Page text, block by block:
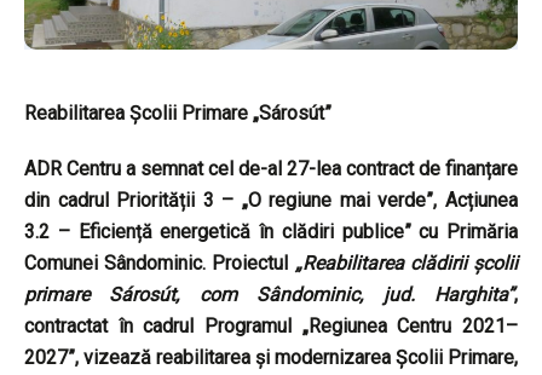
Reabilitarea Școlii Primare „Sárosút”
ADR Centru a semnat cel de-al 27-lea contract de finanțare
din cadrul Priorității 3 – „O regiune mai verde”, Acțiunea
3.2 – Eficiență energetică în clădiri publice” cu Primăria
Comunei Sândominic. Proiectul „Reabilitarea clădirii școlii
primare Sárosút, com Sândominic, jud. Harghita”,
contractat în cadrul Programul „Regiunea Centru 2021–
2027”, vizează reabilitarea și modernizarea Școlii Primare,